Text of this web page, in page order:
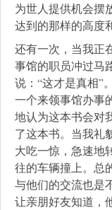
为世人提供机会摆
达到的那样的高度
还有一次，当我正
事馆的职员冲过马
说：“这才是真相”
一个来领事馆办事
地认为这本书会对
了这本书。当我礼
大吃一惊，急速地
往的车辆撞上。总
与他们的交流也是
让亲朋好友知道，